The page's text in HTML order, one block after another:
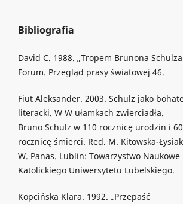
Bibliografia
David C. 1988. „Tropem Brunona
Forum. Przegląd prasy światowej 46.
Fiut Aleksander. 2003. Schulz jako
literacki. W W ułamkach zwierciadła.
Bruno Schulz w 110 rocznicę urodzin i 60
rocznicę śmierci. Red. M. Kitowska-
W. Panas. Lublin: Towarzystwo Naukowe
Katolickiego Uniwersytetu Lubelskiego.
Kopcińska Klara. 1992. „Przepaść